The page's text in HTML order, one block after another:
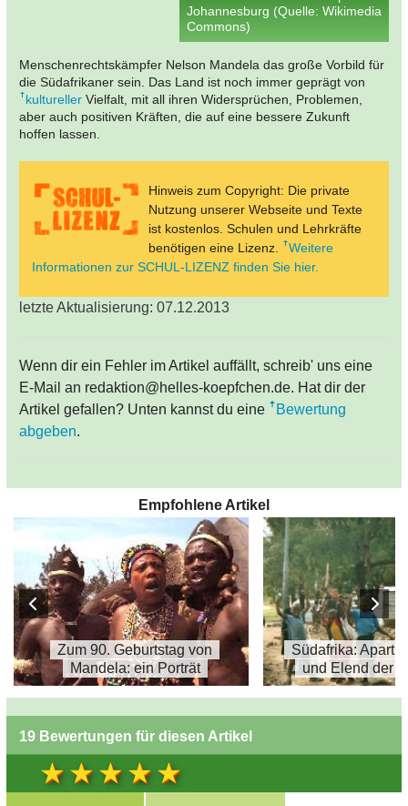
Johannesburg (Quelle: Wikimedia
Commons)
Menschenrechtskämpfer Nelson Mandela das große Vorbild für
die Südafrikaner sein. Das Land ist noch immer geprägt von
kultureller Vielfalt, mit all ihren Widersprüchen, Problemen,
aber auch positiven Kräften, die auf eine bessere Zukunft
hoffen lassen.
Hinweis zum Copyright: Die private
Nutzung unserer Webseite und Texte
ist kostenlos. Schulen und Lehrkräfte
benötigen eine Lizenz.
Weitere
Informationen zur SCHUL-LIZENZ finden Sie hier.
letzte Aktualisierung: 07.12.2013
Wenn dir ein Fehler im Artikel auffällt, schreib' uns eine
E-Mail an redaktion@helles-koepfchen.de. Hat dir der
Artikel gefallen? Unten kannst du eine
Bewertung
abgeben.
Empfohlene Artikel
Zum 90. Geburtstag von
Mandela: ein Porträt
Südafrika:
und Elend der
19 Bewertungen für diesen Artikel